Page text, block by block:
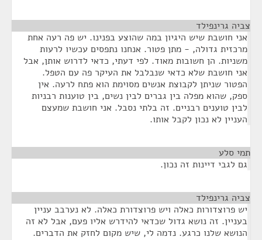
צביה גרינפילד
אני חושבת שיש היגיון במה שהוצע בפנינו. יש פה רעה אחת
מרכזית גדולה, - מתן פטור. אנחנו נתפסים עכשיו לרעות
משניות. הן חשובות מאוד. לפי דעתי, כדאי לדרוש אותן, אבל
אני חושבת שלא כדאי שנבלבל את העיקר פה עם הטפל.
הפטור שניתן לקבוצת אנשים מסוימת הוא פתח לרעה. אין
ספק, שהוא מפלה בין גברים לבין נשים, בין טוענות רבניות
לבין טוענים רבניים. זה בלתי נסבל. אני חושבת שמעצם
העניין לא נכון לקבל אותו.
תמי סלע
גם לגבי דיינות זה נכון.
צביה גרינפילד
יש פרוצדורות כאלה ויש פרוצדורת כאלה. לא נערבב עניין
בעניין. זה נושא גדול שכדאי להידרש אליו פעם, אבל לא זה
הנושא שלנו כרגע. נדמה לי, שיש מקום לחזק את הדברים.